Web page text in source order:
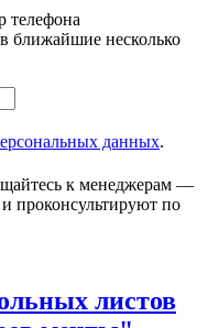
ближайшие несколько
данных.
к менеджерам —
проконсультируют по
листов